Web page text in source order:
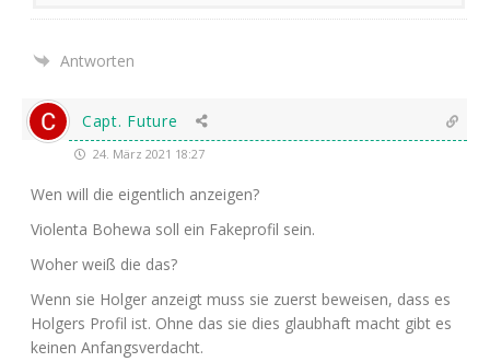
Antworten
Capt. Future
24. März 2021 18:27
Wen will die eigent­lich anzeigen?
Vio­len­ta Bohe­wa soll ein Fake­pro­fil sein.
Woher weiß die das?
Wenn sie Hol­ger anzeigt muss sie zuerst bewei­sen, dass es
Hol­gers Pro­fil ist. Ohne das sie dies glaub­haft macht gibt es
kei­nen Anfangsverdacht.